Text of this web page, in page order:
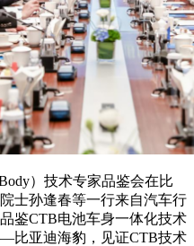
）技术专家品鉴会在比
士孙逢春等一行来自汽车行
鉴CTB电池车身一体化技术
比亚迪海豹，见证CTB技术